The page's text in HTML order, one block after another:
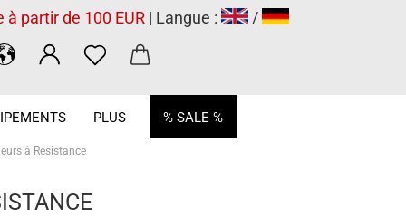
partir de 100 EUR | Langue : /
% SALE %
PLUS
à Résistance